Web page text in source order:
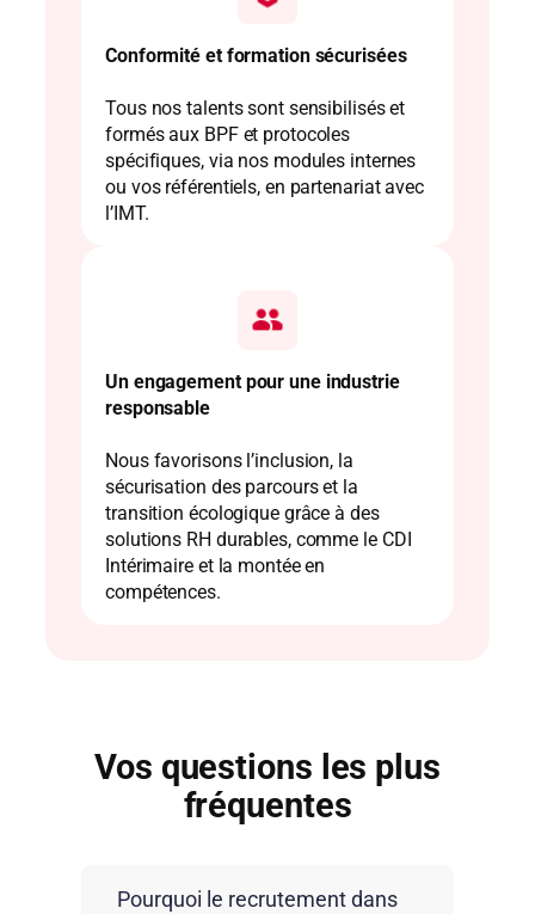
Conformité et formation sécurisées
Tous nos talents sont sensibilisés et
formés aux BPF et protocoles
spécifiques, via nos modules internes
ou vos référentiels, en partenariat avec
l’IMT.
Un engagement pour une industrie
responsable
Nous favorisons l’inclusion, la
sécurisation des parcours et la
transition écologique grâce à des
solutions RH durables, comme le CDI
Intérimaire et la montée en
compétences.
Vos questions les plus
fréquentes
Pourquoi le recrutement dans